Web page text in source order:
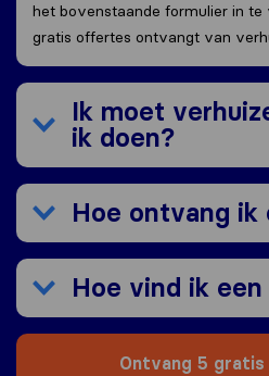
het bovenstaande formulier in
gratis offertes ontvangt van
Ik moet
ik doen?
Hoe ontvang
Hoe vind ik
Ontvang 5